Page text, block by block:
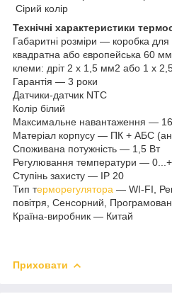
Сірий колір
Технічні характеристики
Габаритні розміри — коробка
квадратна або європейська 60 мм
клеми: дріт 2 х 1,5 мм2 або 1 х
Гарантія — 3 роки
Датчики-датчик NTC
Колір білий
Максимальне навантаження —
Матеріал корпусу — ПК + АБС
Споживана потужність — 1,5 Вт
Регулювання температури —
Ступінь захисту — IP 20
Тип терморегулятора — WI-FI,
повітря, Сенсорний,
Країна-виробник — Китай
Приховати